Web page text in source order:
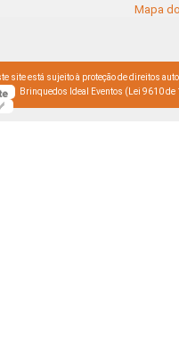
Mapa
site está sujeito à proteção de direitos
Brinquedos Ideal Eventos (Lei 9610